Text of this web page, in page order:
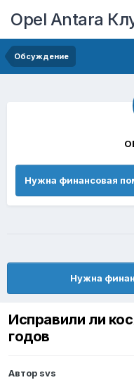
Opel Antara
Обсуждение
Нужна
Исправили ли
годов
Автор svs
Нужна финансовая